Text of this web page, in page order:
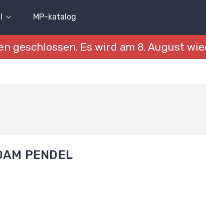
MP-katalog
geschlossen. Es wird am 8. August
PENDEL